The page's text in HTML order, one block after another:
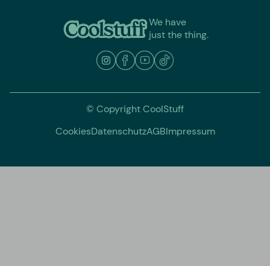
We have
just the thing.
© Copyright CoolStuff
CookiesDatenschutzAGBImpressum